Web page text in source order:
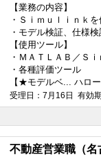
【業務の内容】
・Ｓｉｍｕｌｉｎｋ
・ モデル検証、仕様
【使用ツール】
・ＭＡＴＬＡＢ／Ｓ
・各種評価ツール
【★モデルベ... ハロ
受理日：7月16日 有効
不動産営業職（